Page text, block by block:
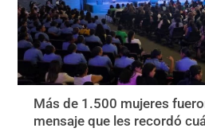
Más de 1.500 mujeres
mensaje que les recordó